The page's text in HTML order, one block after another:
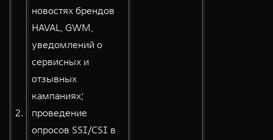
2.
новостях брендов
HAVAL, GWM,
уведомлений о
сервисных и
отзывных
кампаниях;
проведение
опросов SSI/CSI в